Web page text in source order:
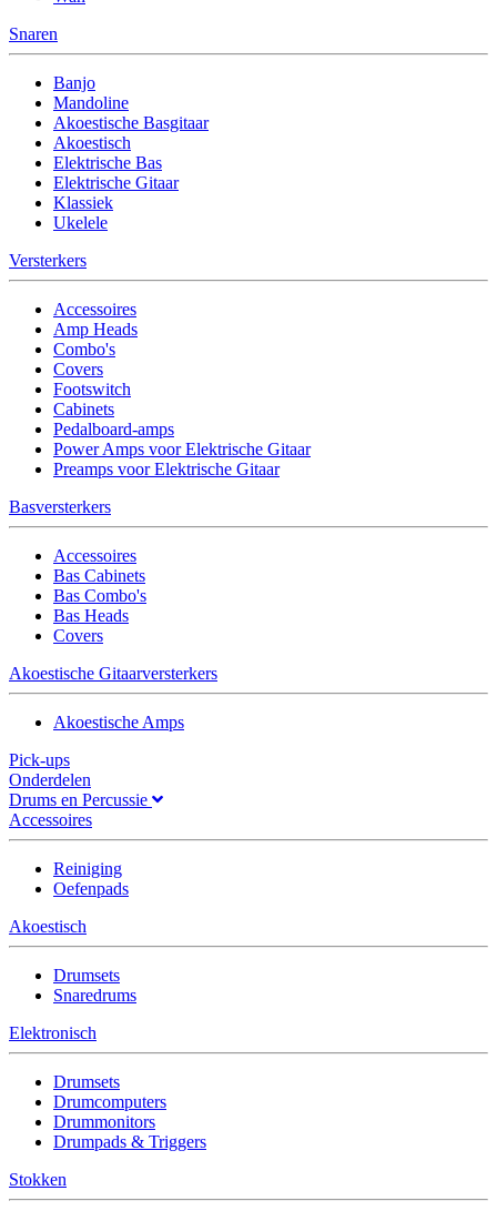
Snaren
Banjo
Mandoline
Akoestische Basgitaar
Akoestisch
Elektrische Bas
Elektrische Gitaar
Klassiek
Ukelele
Versterkers
Accessoires
Amp Heads
Combo's
Covers
Footswitch
Cabinets
Pedalboard-amps
Power Amps voor Elektrische Gitaar
Preamps voor Elektrische Gitaar
Basversterkers
Accessoires
Bas Cabinets
Bas Combo's
Bas Heads
Covers
Akoestische Gitaarversterkers
Akoestische Amps
Pick-ups
Onderdelen
Drums en Percussie
Accessoires
Reiniging
Oefenpads
Akoestisch
Drumsets
Snaredrums
Elektronisch
Drumsets
Drumcomputers
Drummonitors
Drumpads & Triggers
Stokken